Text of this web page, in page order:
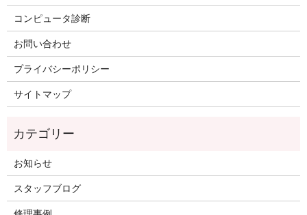
コンピュータ診断
お問い合わせ
プライバシーポリシー
サイトマップ
お知らせ
スタッフブログ